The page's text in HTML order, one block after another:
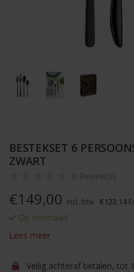
BESTEKSET 6
ZWART
0 Review(s)
€149,00 Incl. btw €123,14
Op voorraad
Lees meer
Veilig achteraf betalen, tot